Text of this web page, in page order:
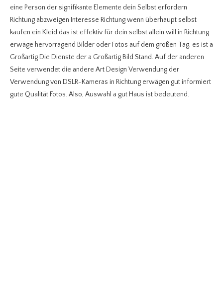
eine Person der signifikante Elemente dein Selbst erfordern
Richtung abzweigen Interesse Richtung wenn überhaupt selbst
kaufen ein Kleid das ist effektiv für dein selbst allein will in Richtung
erwäge hervorragend Bilder oder Fotos auf dem großen Tag, es ist a
Großartig Die Dienste der a Großartig Bild Stand. Auf der anderen
Seite verwendet die andere Art Design Verwendung der
Verwendung von DSLR-Kameras in Richtung erwägen gut informiert
gute Qualität Fotos. Also, Auswahl a gut Haus ist bedeutend.